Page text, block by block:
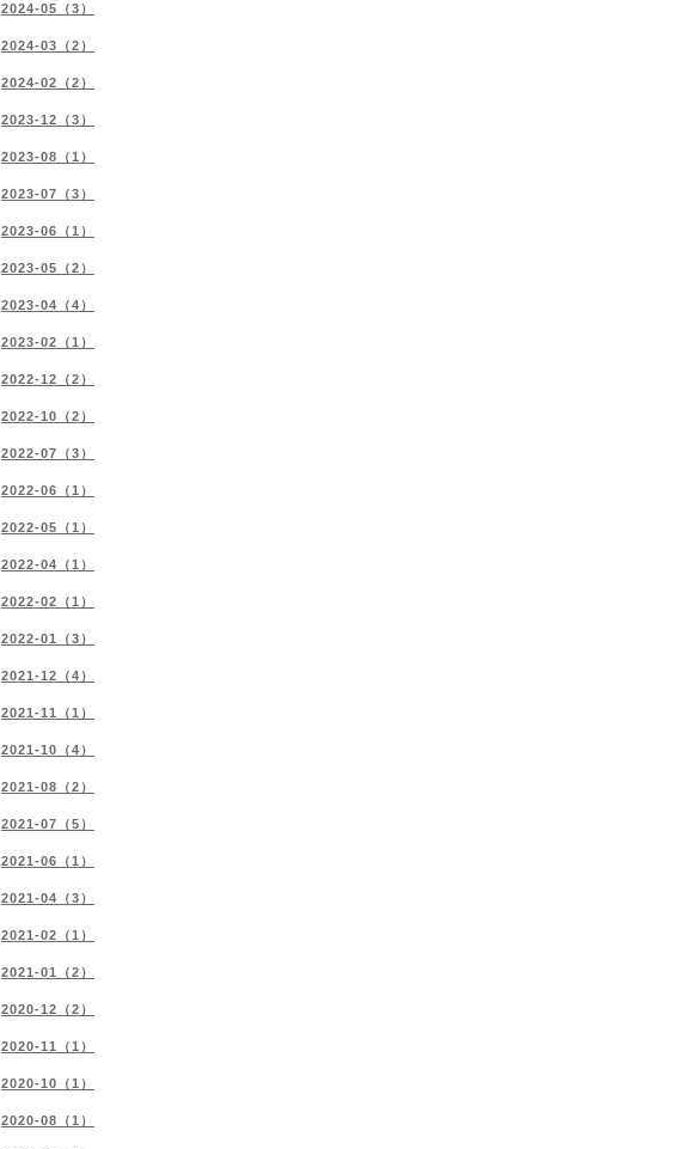
2024-05（3）
2024-03（2）
2024-02（2）
2023-12（3）
2023-08（1）
2023-07（3）
2023-06（1）
2023-05（2）
2023-04（4）
2023-02（1）
2022-12（2）
2022-10（2）
2022-07（3）
2022-06（1）
2022-05（1）
2022-04（1）
2022-02（1）
2022-01（3）
2021-12（4）
2021-11（1）
2021-10（4）
2021-08（2）
2021-07（5）
2021-06（1）
2021-04（3）
2021-02（1）
2021-01（2）
2020-12（2）
2020-11（1）
2020-10（1）
2020-08（1）